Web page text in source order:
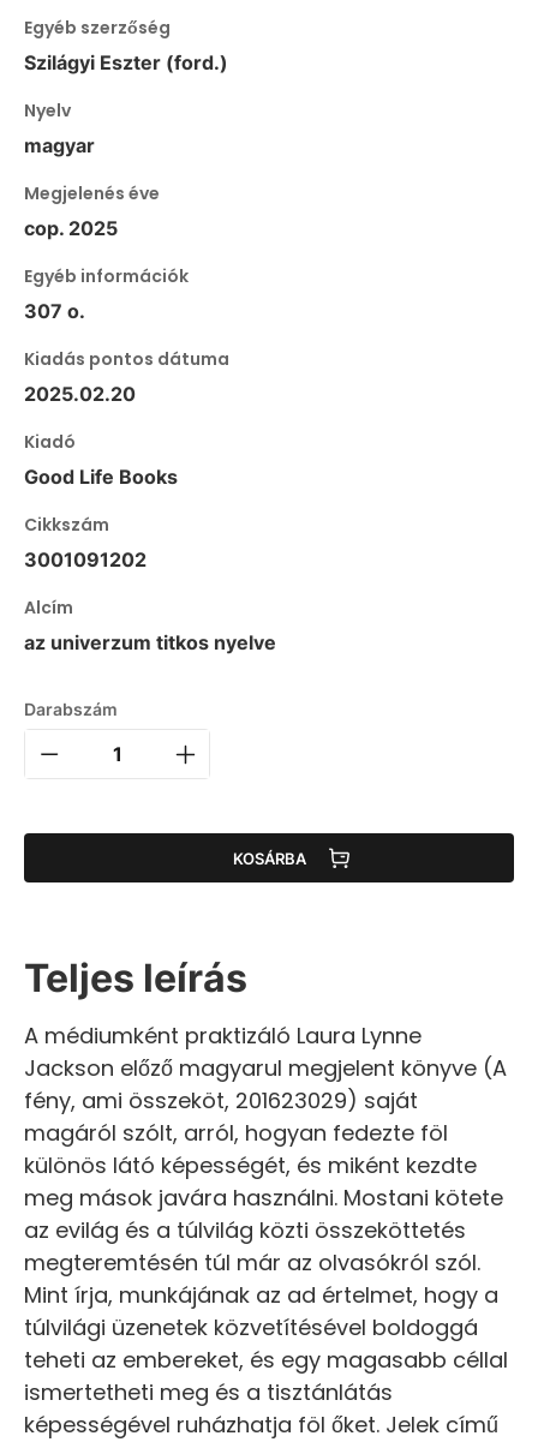
Egyéb szerzőség
Szilágyi Eszter (ford.)
Nyelv
magyar
Megjelenés éve
cop. 2025
Egyéb információk
307 o.
Kiadás pontos dátuma
2025.02.20
Kiadó
Good Life Books
Cikkszám
3001091202
Alcím
az univerzum titkos nyelve
Darabszám
KOSÁRBA
Teljes leírás
A médiumként praktizáló Laura Lynne
Jackson előző magyarul megjelent könyve (A
fény, ami összeköt, 201623029) saját
magáról szólt, arról, hogyan fedezte föl
különös látó képességét, és miként kezdte
meg mások javára használni. Mostani kötete
az evilág és a túlvilág közti összeköttetés
megteremtésén túl már az olvasókról szól.
Mint írja, munkájának az ad értelmet, hogy a
túlvilági üzenetek közvetítésével boldoggá
teheti az embereket, és egy magasabb céllal
ismertetheti meg és a tisztánlátás
képességével ruházhatja föl őket. Jelek című